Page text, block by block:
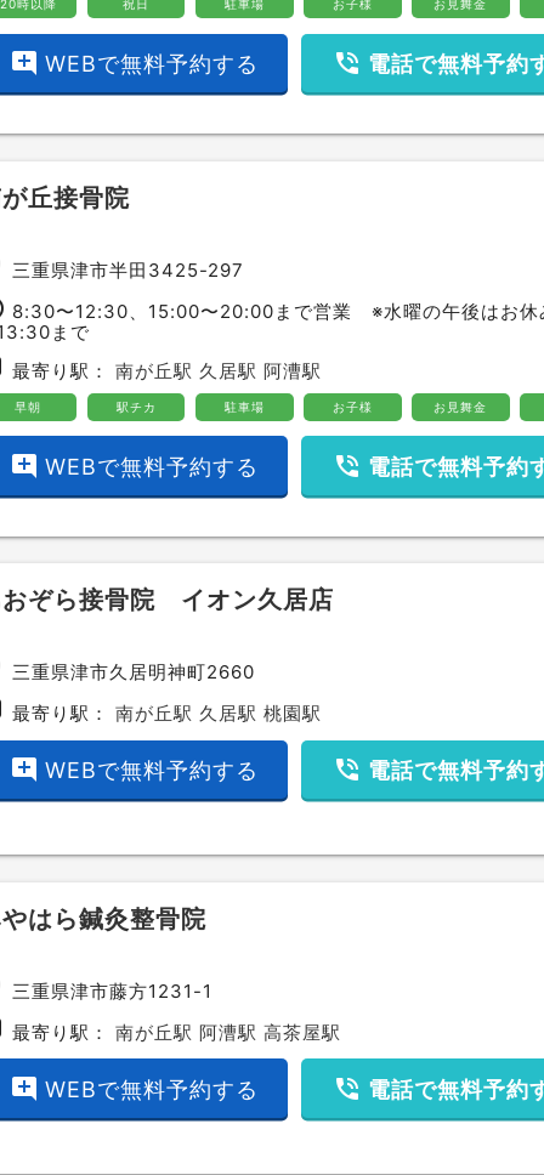
20時以降 祝日 駐車場 お子様 お見舞金
add_comment WEBで無料予約する phone_in_talk 電話で無料予約
丘接骨院
三重県津市半田3425-297
8:30〜12:30、15:00〜20:00まで営業 ※水曜の午後はお
まで
最寄り駅：南が丘駅 久居駅 阿漕駅
早朝 駅チカ 駐車場 お子様 お見舞金
add_comment WEBで無料予約する phone_in_talk 電話で無料予約
ぞら接骨院 イオン久居店
三重県津市久居明神町2660
最寄り駅：南が丘駅 久居駅 桃園駅
add_comment WEBで無料予約する phone_in_talk 電話で無料予約
はら鍼灸整骨院
三重県津市藤方1231-1
最寄り駅：南が丘駅 阿漕駅 高茶屋駅
add_comment WEBで無料予約する phone_in_talk 電話で無料予約